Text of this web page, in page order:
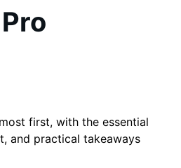
Pro
first, with the essential
and practical takeaways